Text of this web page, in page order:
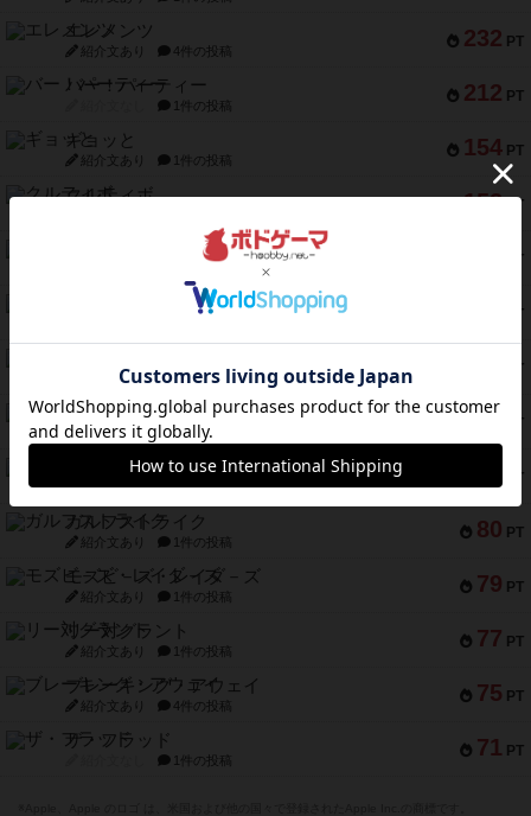
232 PT
エレメンツ
紹介文あり 4件の投稿
212 PT
バー！パーティー
1件の投稿
154 PT
ギョッと
紹介文あり 1件の投稿
152 PT
クルティボ
PT
PT
ドブル：ポケットモンスター
PT
紹介文なし 5件の投稿
94 PT
ファースト・イン・フライト
紹介文あり 3件の投稿
PT
ダイススローン
紹介文なし 1件の投稿
80 PT
ガルフストライク
紹介文あり 1件の投稿
79 PT
モズビ－ズ・レイダ－ズ
紹介文あり 1件の投稿
77 PT
リー対グラント
紹介文あり 1件の投稿
75 PT
ブレーキング・アウェイ
紹介文あり 4件の投稿
71 PT
ザ・フラッド
1件の投稿